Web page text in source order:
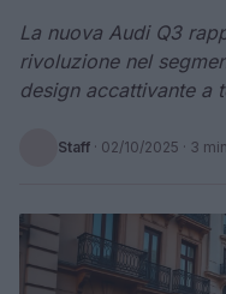
La nuova Audi Q3
rivoluzione nel
design accattivante a
Staff · 02/10/2025 · 3 min